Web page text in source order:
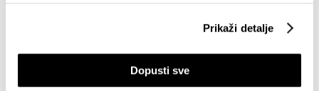
If you allow, we would also like to:
Collect information about your geographical
Prikaži detalje
Dopusti sve
BiH
prometa roba nakon ulaska Hrvatske u